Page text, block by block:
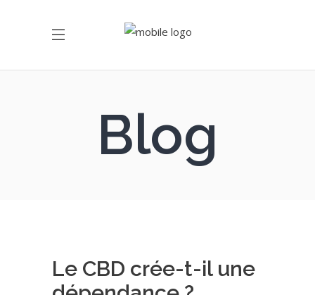
Blog
Le CBD crée-t-il une